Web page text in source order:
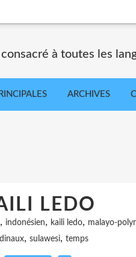
à toutes les
ARCHIVES
LEDO
, indonésien, kaili ledo, malayo-
, sulawesi, temps